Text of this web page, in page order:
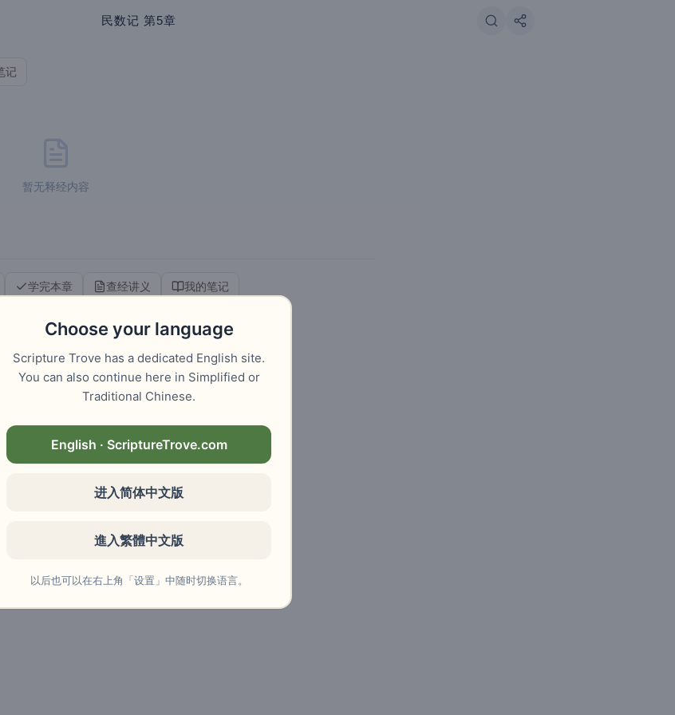
民数记 第5章
记
暂无释经内容
学完本章 查经讲义 我的笔记
Choose your language
Scripture Trove has a dedicated English site.
You can also continue here in Simplified or
Traditional Chinese.
English · ScriptureTrove.com
进入简体中文版
進入繁體中文版
以后也可以在右上角「设置」中随时切换语言。